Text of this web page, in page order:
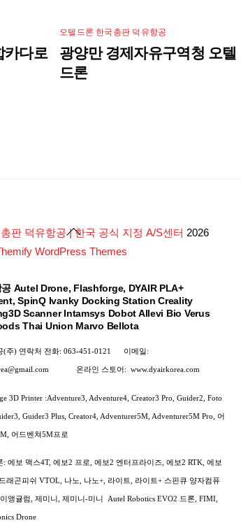
카다로
오텔드론 한국총판 덕유항공
광양만 경제자유구역청 오텔
드론
Back
To
판 덕유항공 | 한국 공식 지정 A/S센터 2026
WordPress Themes
공 Autel Drone, Flashforge, DYAIR PLA+
SpinQ Ivanky Docking Station Creality
Scanner Intamsys Dobot Allevi Bio Verus
Thai Union Marvo Bellota
(주) 연락처 전화: 063-451-0121 이메일:
온라인 스토어: www.dyairkorea.com
3D Printer :Adventure3, Adventure4, Creator3 Pro, Guider2, Foto
Guider3 Plus, Creator4, Adventurer5M, Adventurer5M Pro, 어
어드벤쳐5M프로
: 에보 맥스4T, 에보2 프로, 에보2 엔터프라이즈, 에보2 RTK, 에보
래곤피쉬 VTOL, 나노, 나노+, 라이트, 라이트+ 스핀큐 양자컴퓨
앵귤럼, 제미니, 제미니-미니 Autel Robotics EVO2 드론, FIMI,
Drone